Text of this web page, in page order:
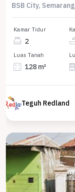
BSB City, Semarang
Kamar Tidur
2
Luas Tanah
128 m²
Teguh Redland